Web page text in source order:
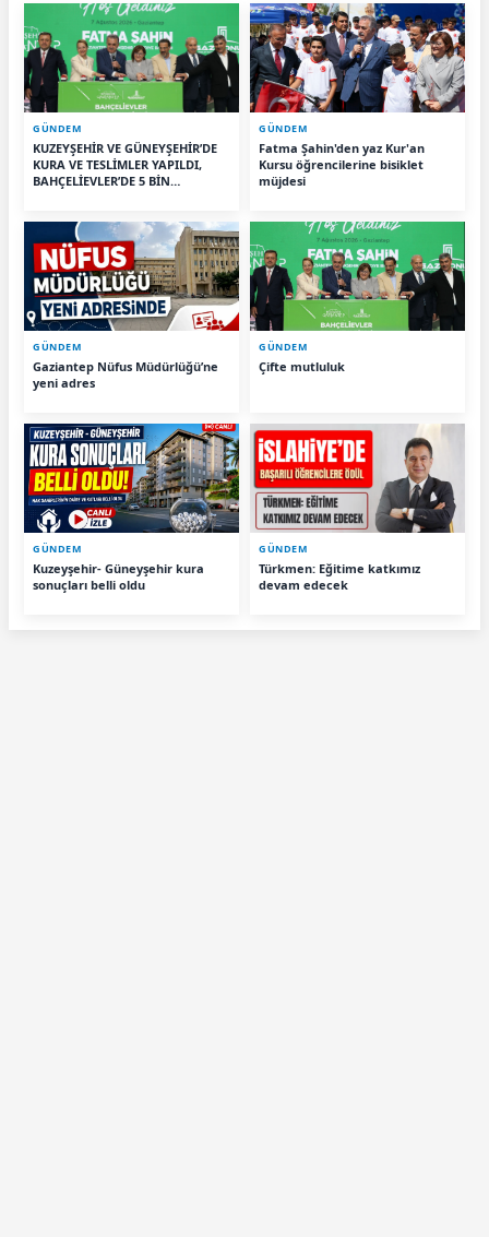
GÜNDEM
KUZEYŞEHİR VE GÜNEYŞEHİR’DE
KURA VE TESLİMLER YAPILDI,
BAHÇELİEVLER’DE 5 BİN
GÜNDEM
Fatma Şahin'den yaz Kur'an
Kursu öğrencilerine bisiklet
müjdesi
GÜNDEM
Gaziantep Nüfus Müdürlüğü’ne
yeni adres
GÜNDEM
Çifte mutluluk
GÜNDEM
Kuzeyşehir- Güneyşehir kura
sonuçları belli oldu
GÜNDEM
Türkmen: Eğitime katkımız
devam edecek